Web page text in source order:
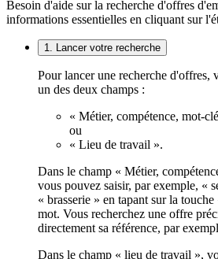
Besoin d'aide sur la recherche d'offres
informations essentielles en cliquant sur
1. Lancer votre recherche
Pour lancer une recherche d'offres,
un des deux champs :
« Métier, compétence, mot-
ou
« Lieu de travail ».
Dans le champ « Métier,
vous pouvez saisir, par exemple, «
« brasserie » en tapant sur la
mot. Vous recherchez une offre
directement sa référence, par
Dans le champ « lieu de travail »,